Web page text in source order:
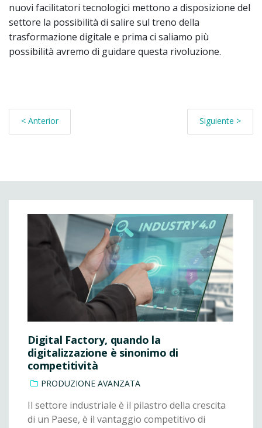
nuovi facilitatori tecnologici mettono a disposizione del
settore la possibilità di salire sul treno della
trasformazione digitale e prima ci saliamo più
possibilità avremo di guidare questa rivoluzione.
< Anterior Siguiente >
Digital Factory, quando la
digitalizzazione è sinonimo di
competitività
PRODUZIONE AVANZATA
Il settore industriale è il pilastro della crescita
di un Paese, è il vantaggio competitivo di